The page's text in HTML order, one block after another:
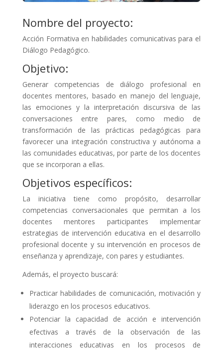
Nombre del proyecto:
Acción Formativa en habilidades comunicativas para el
Diálogo Pedagógico.
Objetivo:
Generar competencias de diálogo profesional en
docentes mentores, basado en manejo del lenguaje,
las emociones y la interpretación discursiva de las
conversaciones entre pares, como medio de
transformación de las prácticas pedagógicas para
favorecer una integración constructiva y autónoma a
las comunidades educativas, por parte de los docentes
que se incorporan a ellas.
Objetivos específicos:
La iniciativa tiene como propósito, desarrollar
competencias conversacionales que permitan a los
docentes mentores participantes implementar
estrategias de intervención educativa en el desarrollo
profesional docente y su intervención en procesos de
enseñanza y aprendizaje, con pares y estudiantes.
Además, el proyecto buscará:
Practicar habilidades de comunicación, motivación y
liderazgo en los procesos educativos.
Potenciar la capacidad de acción e intervención
efectivas a través de la observación de las
interacciones educativas en los procesos de